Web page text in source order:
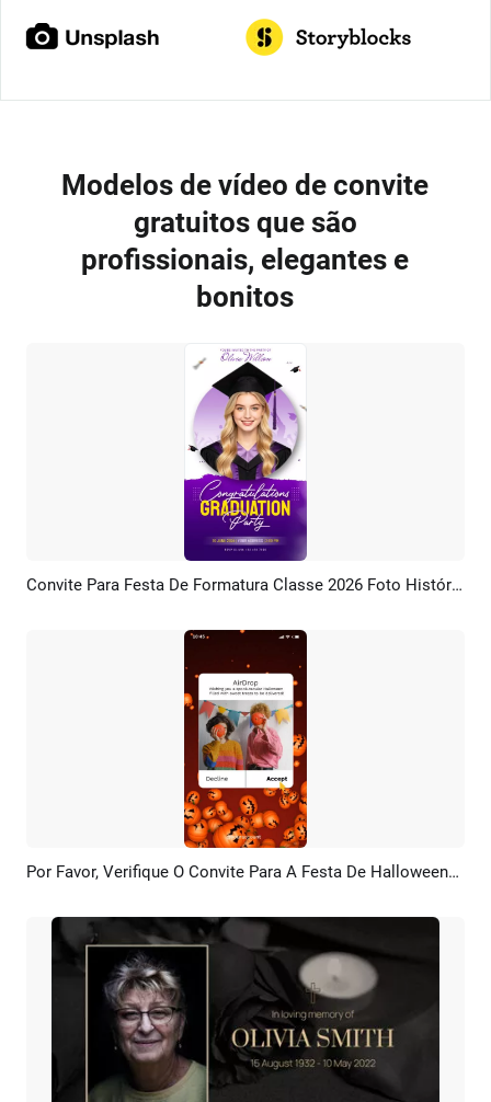
Modelos de vídeo de convite
gratuitos que são
profissionais, elegantes e
bonitos
Pré-visualizar Criar IA Convite Para Festa De Formatura Classe 2026 Foto História Em Mídia Social
Pré-visualizar Criar IA Por Favor, Verifique O Convite Para A Festa De Halloween/Carnaval/Noite De Halloween Via AirDrop No Instagram Stories (vídeo).